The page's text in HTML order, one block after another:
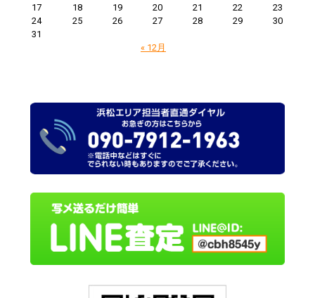
17
18 19 20 21 22
23
24
25 26 27 28 29
30
31
« 12月